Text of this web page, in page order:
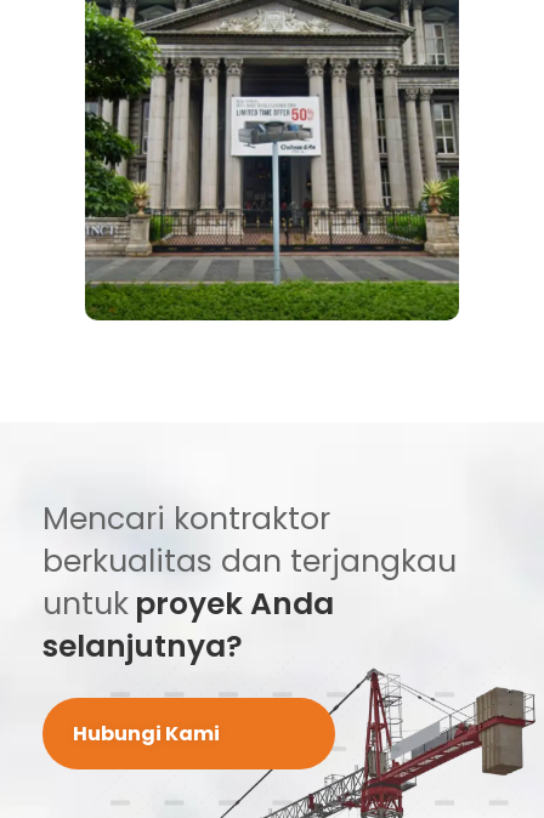
Firestop System Di
Apartemen Eksklusif
FIRESTOP SYSTEM
PROJECT PT NIAGA ARTHA
CHEMCONS
Mencari kontraktor
berkualitas dan terjangkau
untuk proyek Anda
selanjutnya?
Hubungi Kami